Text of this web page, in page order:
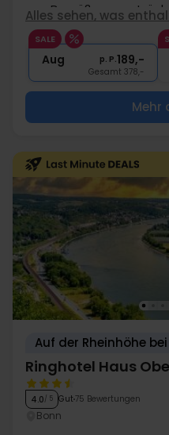
∞ Begrüßungsgetränk
∞ Bademantel und
∞ Gratis Nutzung des
Alles sehen, was
SALE
Aug p. P.189,-
Gesamt 378,-
Mehr
Auf der Rheinhöhe
Ringhotel Haus
4.0/ 5 Gut 75 Bewertungen
Bonn